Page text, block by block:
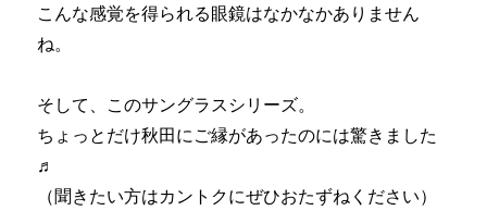
こんな感覚を得られる眼鏡はなかなかありません
ね。
そして、このサングラスシリーズ。
ちょっとだけ秋田にご縁があったのには驚きました
♬
（聞きたい方はカントクにぜひおたずねください）